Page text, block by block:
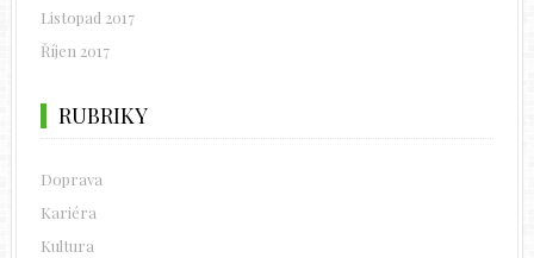
Listopad 2017
Říjen 2017
RUBRIKY
Doprava
Kariéra
Kultura